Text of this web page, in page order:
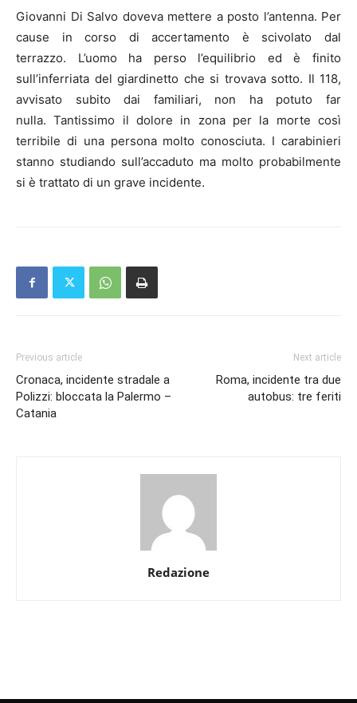
Giovanni Di Salvo doveva mettere a posto l’antenna. Per
cause in corso di accertamento è scivolato dal
terrazzo. L’uomo ha perso l’equilibrio ed è finito
sull’inferriata del giardinetto che si trovava sotto. Il 118,
avvisato subito dai familiari, non ha potuto far
nulla. Tantissimo il dolore in zona per la morte così
terribile di una persona molto conosciuta. I carabinieri
stanno studiando sull’accaduto ma molto probabilmente
si è trattato di un grave incidente.
Previous article
Cronaca, incidente stradale a
Polizzi: bloccata la Palermo –
Catania
Next article
Roma, incidente tra due
autobus: tre feriti
Redazione